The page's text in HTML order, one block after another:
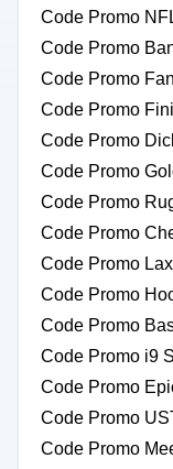
Code Promo
Code Promo
Code Promo
Code Promo
Code Promo
Code Promo
Code Promo
Code Promo
Code Promo
Code Promo
Code Promo
Code Promo i9
Code Promo
Code Promo
Code Promo